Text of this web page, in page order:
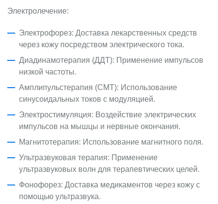
Электролечение:
Электрофорез: Доставка лекарственных средств
через кожу посредством электрического тока.
Диадинамотерапия (ДДТ): Применение импульсов
низкой частоты.
Амплипульстерапия (СМТ): Использование
синусоидальных токов с модуляцией.
Электростимуляция: Воздействие электрических
импульсов на мышцы и нервные окончания.
Магнитотерапия: Использование магнитного поля.
Ультразвуковая терапия: Применение
ультразвуковых волн для терапевтических целей.
Фонофорез: Доставка медикаментов через кожу с
помощью ультразвука.